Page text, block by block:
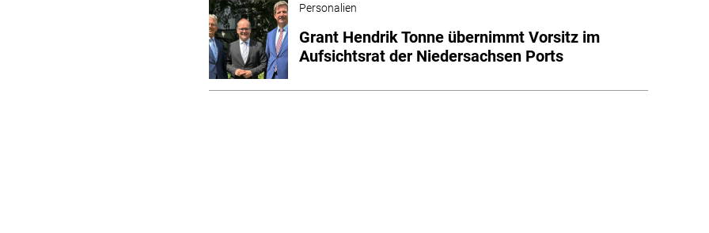
Personalien
Grant Hendrik Tonne übernimmt Vorsitz im
Aufsichtsrat der Niedersachsen Ports